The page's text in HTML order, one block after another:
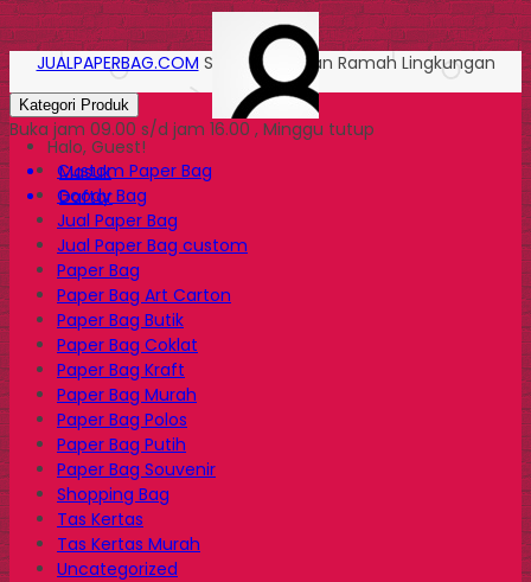
Halo, Guest!
Masuk
Daftar
JUALPAPERBAG.COM Solusi Kemasan Ramah Lingkungan
Kategori Produk
Buka jam 09.00 s/d jam 16.00 , Minggu tutup
Custom Paper Bag
Goody Bag
Jual Paper Bag
Jual Paper Bag custom
Paper Bag
Paper Bag Art Carton
Paper Bag Butik
Paper Bag Coklat
Paper Bag Kraft
Paper Bag Murah
Paper Bag Polos
Paper Bag Putih
Paper Bag Souvenir
Shopping Bag
Tas Kertas
Tas Kertas Murah
Uncategorized